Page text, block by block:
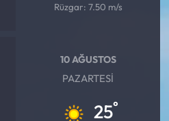
Rüzgar: 7.50 m/s
10 AĞUSTOS
PAZARTESI
25°